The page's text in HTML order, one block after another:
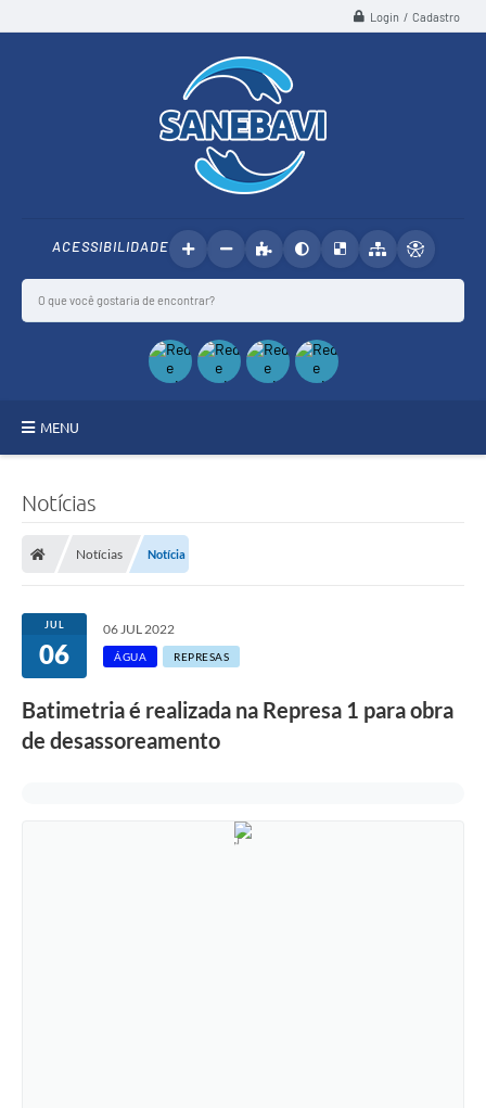
Login / Cadastro
ACESSIBILIDADE
MENU
ÁGUA
COMPRAS E LICITAÇÕES
CONTATOS
Notícias
Notícias Notícia
JUL
06
06 JUL 2022
ÁGUA REPRESAS
Batimetria é realizada na Represa 1 para obra
de desassoreamento